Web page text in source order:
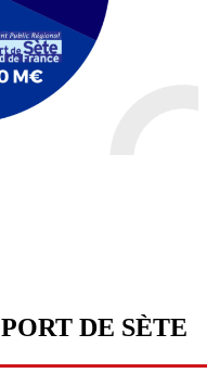
PORT DE SÈTE